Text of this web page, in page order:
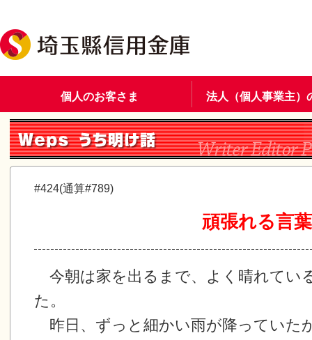
個人のお客さま 法人（個人事業主）
#424(通算#789)
頑張れる言葉
今朝は家を出るまで、よく晴れてい
た。
昨日、ずっと細かい雨が降っていた